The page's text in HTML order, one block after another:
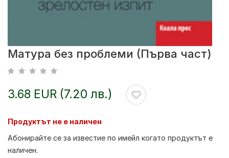
Матура без проблеми (Първа част)
3.68 EUR (7.20 лв.)
Продуктът не е наличен
Абонирайте се за известие по имейл когато продуктът е
наличен.